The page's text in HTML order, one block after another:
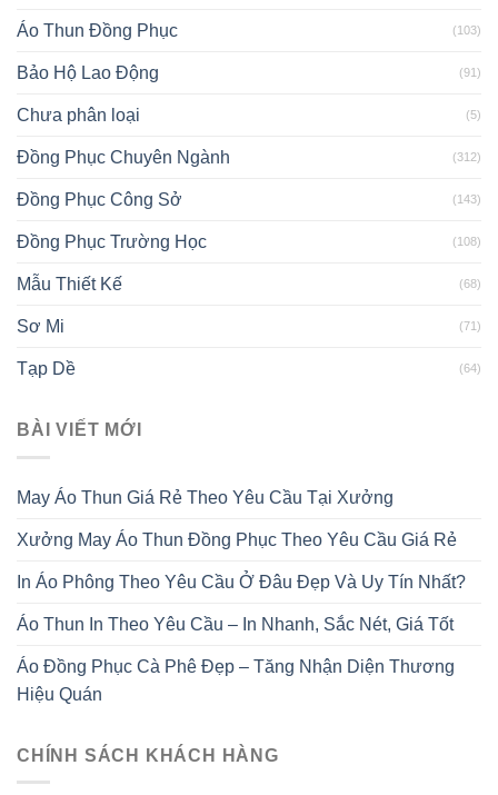
Áo Thun Đồng Phục (103)
Bảo Hộ Lao Động (91)
Chưa phân loại (5)
Đồng Phục Chuyên Ngành (312)
Đồng Phục Công Sở (143)
Đồng Phục Trường Học (108)
Mẫu Thiết Kế (68)
Sơ Mi (71)
Tạp Dề (64)
BÀI VIẾT MỚI
May Áo Thun Giá Rẻ Theo Yêu Cầu Tại Xưởng
Xưởng May Áo Thun Đồng Phục Theo Yêu Cầu Giá Rẻ
In Áo Phông Theo Yêu Cầu Ở Đâu Đẹp Và Uy Tín Nhất?
Áo Thun In Theo Yêu Cầu – In Nhanh, Sắc Nét, Giá Tốt
Áo Đồng Phục Cà Phê Đẹp – Tăng Nhận Diện Thương
Hiệu Quán
CHÍNH SÁCH KHÁCH HÀNG